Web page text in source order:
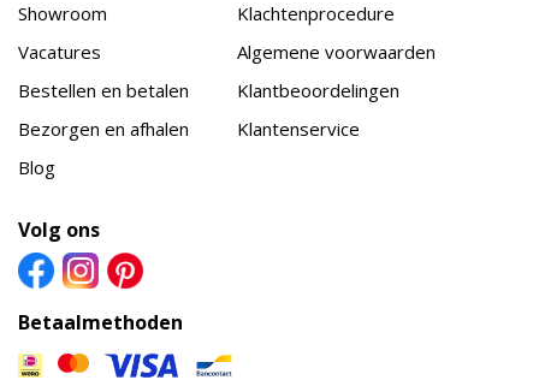
Showroom
Vacatures
Bestellen en betalen
Bezorgen en afhalen
Blog
Klachtenprocedure
Algemene voorwaarden
Klantbeoordelingen
Klantenservice
Volg ons
Betaalmethoden